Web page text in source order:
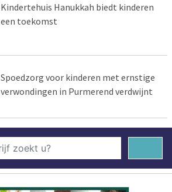
Kindertehuis Hanukkah biedt kinderen
een toekomst
Spoedzorg voor kinderen met ernstige
verwondingen in Purmerend verdwijnt